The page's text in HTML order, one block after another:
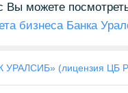
Вы можете
бизнеса Банка
УРАЛСИБ» (лицензия ЦБ